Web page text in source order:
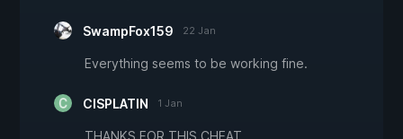
SwampFox159 22 Jan
Everything seems to be working fine.
CISPLATIN 1 Jan